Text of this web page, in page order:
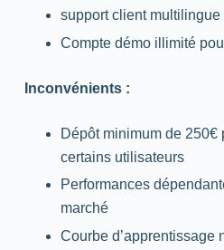
supportclient multilingue
Compte démo illimité
Inconvénients :
Dépôt minimum de 250€
certains utilisateurs
Performances
marché
Courbe d’apprentissage